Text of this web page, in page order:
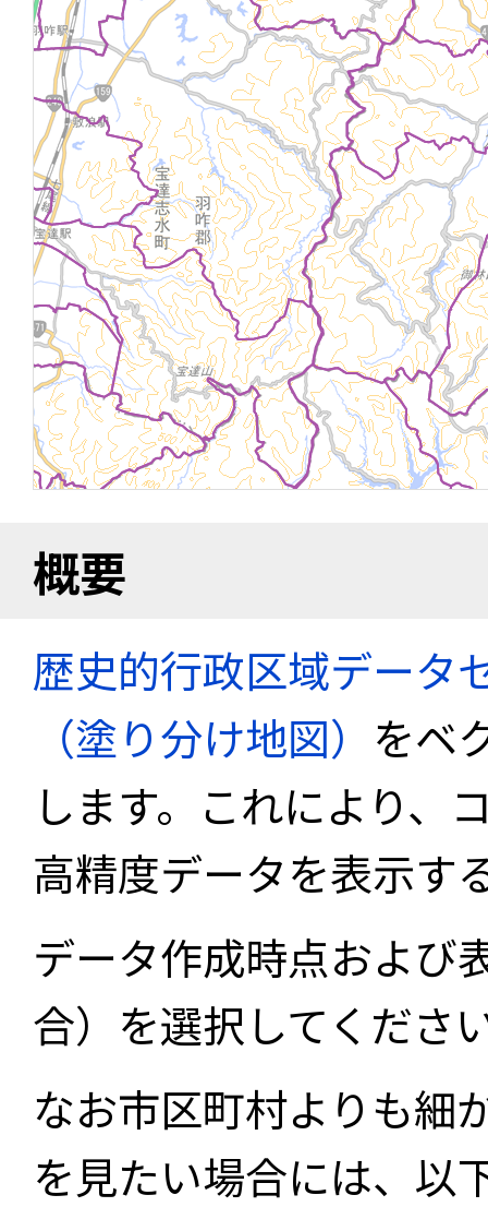
概要
歴史的行政区域データ
（塗り分け地図） をベ
します。これにより、
高精度データを表示す
データ作成時点および
合）を選択してくださ
なお市区町村よりも細
を見たい場合には、以